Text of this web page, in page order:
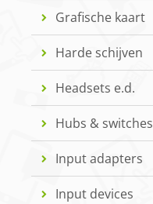
Grafische kaart
Harde schijven
Headsets e.d.
Hubs & switches
Input adapters
Input devices